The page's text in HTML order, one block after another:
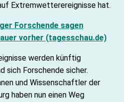
Extremwetterereignisse hat.
Forschende sagen
vorher (tagesschau.de)
werden künftig
sich Forschende sicher.
und Wissenschaftler der
haben nun einen Weg